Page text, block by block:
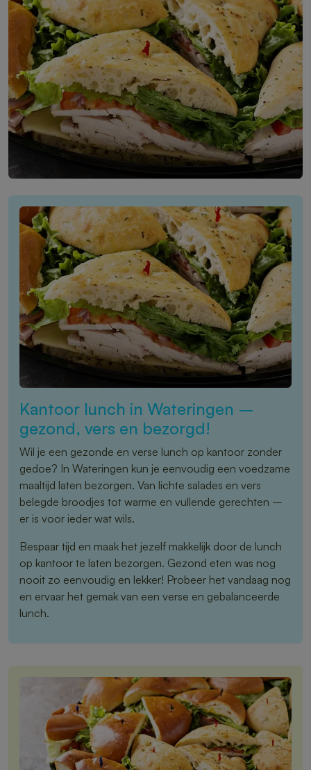
Kantoor lunch in Wateringen –
gezond, vers en bezorgd!
Wil je een gezonde en verse lunch op kantoor zonder
gedoe? In Wateringen kun je eenvoudig een voedzame
maaltijd laten bezorgen. Van lichte salades en vers
belegde broodjes tot warme en vullende gerechten –
er is voor ieder wat wils.
Bespaar tijd en maak het jezelf makkelijk door de lunch
op kantoor te laten bezorgen. Gezond eten was nog
nooit zo eenvoudig en lekker! Probeer het vandaag nog
en ervaar het gemak van een verse en gebalanceerde
lunch.